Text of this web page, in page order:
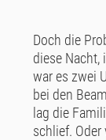
Doch die
diese Nacht,
war es zwei
bei den
lag die
schlief.